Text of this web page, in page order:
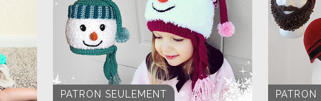
PATRON SEULEMENT PATRON